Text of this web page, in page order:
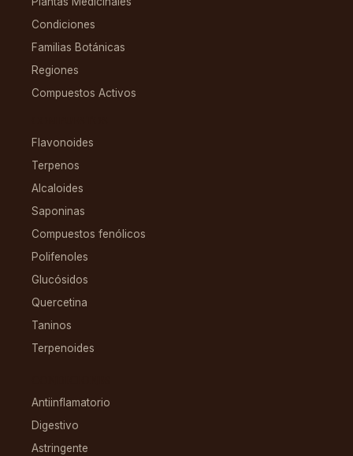
Condiciones
Familias Botánicas
Regiones
Compuestos Activos
Flavonoides
Terpenos
Alcaloides
Saponinas
Compuestos fenólicos
Polifenoles
Glucósidos
Quercetina
Taninos
Terpenoides
Antiinflamatorio
Digestivo
Astringente